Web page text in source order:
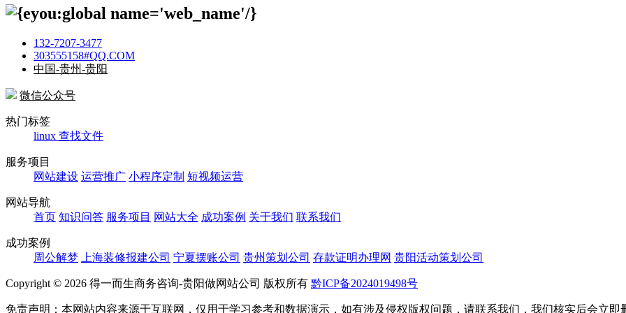
132-7207-3477
303555158#QQ.COM
中国-贵州-贵阳
微信公众号
热门标签
linux 查找文件
服务项目
网站建设 运营推广 小程序定制 短视频运营
网站导航
首页 知识问答 服务项目 网站大全 成功案例 关于我们 联系我们
成功案例
周公解梦
上海装修报建公司 宁夏摆账公司 贵州策划公司 存款证明办理网 贵阳活动策划公司
Copyright © 2026 得一而生商务咨询-贵阳做网站公司 版权所有 黔ICP备2024019498号
免责声明：本网站内容来源于互联网，仅用于学习参考和数据演示，如有涉及侵权版权问题，请联系我们，我们核实后会立即